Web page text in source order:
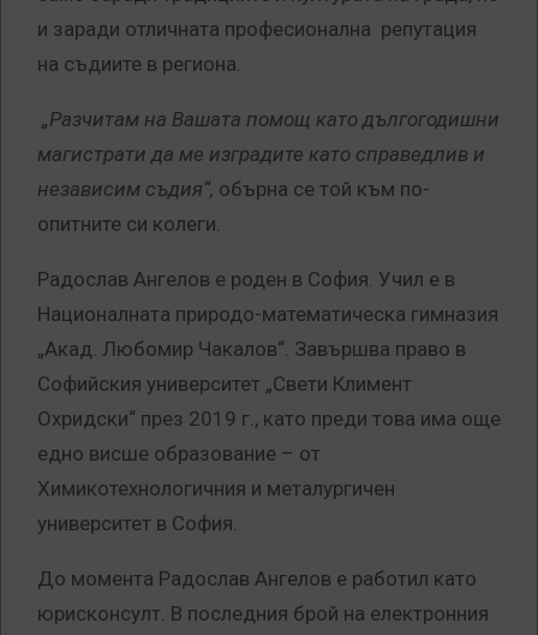
и заради отличната професионална репутация
на съдиите в региона.
„Разчитам на Вашата помощ като дългогодишни
магистрати да ме изградите като справедлив и
независим съдия“, обърна се той към по-
опитните си колеги.
Радослав Ангелов е роден в София. Учил е в
Националната природо-математическа гимназия
„Акад. Любомир Чакалов“. Завършва право в
Софийския университет „Свети Климент
Охридски“ през 2019 г., като преди това има още
едно висше образование – от
Химикотехнологичния и металургичен
университет в София.
До момента Радослав Ангелов е работил като
юрисконсулт. В последния брой на електронния